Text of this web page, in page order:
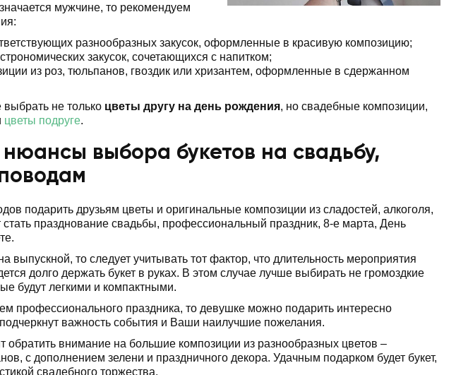
мужчине, то рекомендуем
разнообразных закусок, оформленные в красивую композицию;
закусок, сочетающихся с напитком;
из роз, тюльпанов, гвоздик или хризантем, оформленные в сдержанном
не только цветы другу на день рождения, но свадебные композиции,
цветы подруге.
выбора букетов на свадьбу,
подарить друзьям цветы и оригинальные композиции из сладостей, алкоголя,
празднование свадьбы, профессиональный праздник, 8-е марта, День
выпускной, то следует учитывать тот фактор, что длительность мероприятия
долго держать букет в руках. В этом случае лучше выбирать не громоздкие
будут легкими и компактными.
профессионального праздника, то девушке можно подарить интересно
важность события и Ваши наилучшие пожелания.
обратить внимание на большие композиции из разнообразных цветов –
с дополнением зелени и праздничного декора. Удачным подарком будет букет,
свадебного торжества.